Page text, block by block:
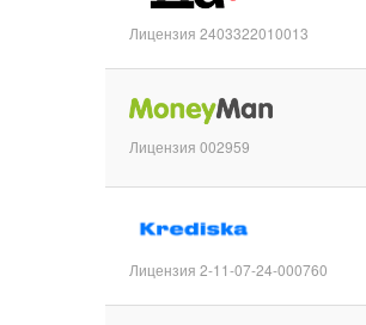
Лицензия 2403322010013
Лицензия 002959
Лицензия 2-11-07-24-000760